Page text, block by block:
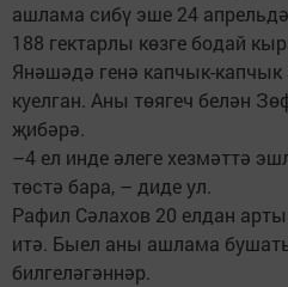
ашлама сибү эше 24
188 гектарлы көзге бодай
Янәшәдә генә капчык-
куелган. Аны төягеч белән
җибәрә.
–4 ел инде әлеге хезмәттә
төстә бара, – диде ул.
Рафил Сәлахов 20 елдан
итә. Быел аны ашлама
билгеләгәннәр.